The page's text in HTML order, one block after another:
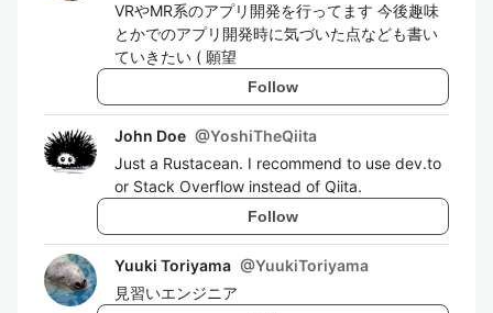
VRやMR系のアプリ開発を行ってます 今後趣味
とかでのアプリ開発時に気づいた点なども書い
ていきたい ( 願望
Follow
John Doe @YoshiTheQiita
Just a Rustacean. I recommend to use dev.to
or Stack Overflow instead of Qiita.
Follow
Yuuki Toriyama @YuukiToriyama
見習いエンジニア